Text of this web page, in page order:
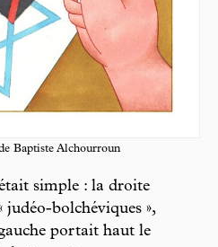
Baptiste Alchourroun
simple : la droite
judéo-bolchéviques »,
portait haut le